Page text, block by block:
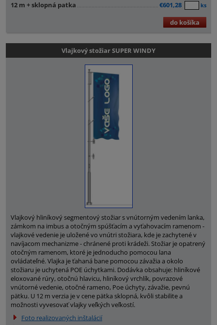
12 m + sklopná patka €601,28 ks
do košíka
Vlajkový stožiar SUPER WINDY
Vlajkový hliníkový segmentový stožiar s vnútorným vedením lanka,
zámkom na imbus a otočným spúšťacím a vyťahovacím ramenom -
vlajkové vedenie je uložené vo vnútri stožiara, kde je zachytené v
navíjacom mechanizme - chránené proti krádeži. Stožiar je opatrený
otočným ramenom, ktoré je jednoducho pomocou lana
ovládateľné. Vlajka je ťahaná bane pomocou závažia a okolo
stožiaru je uchytená POE úchytkami. Dodávka obsahuje: hliníkové
eloxované rúry, otočnú hlavicu, hliníkový vrchlík, povrazové
vnútorné vedenie, otočné rameno, Poe úchyty, závažie, pevnú
pätku. U 12 m verzia je v cene pätka sklopná, kvôli stabilite a
možnosti vyvesovať vlajky veľkých veľkostí.
Foto realizovaných inštalácií